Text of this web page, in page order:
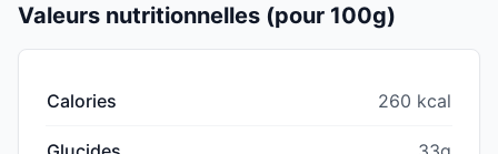
Valeurs nutritionnelles (pour 100g)
Calories 260 kcal